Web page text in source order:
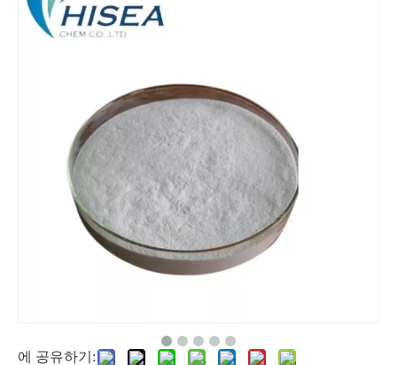
좋은 품질 에틸 알코올 75%/95%/99.9%
에 공유하기: